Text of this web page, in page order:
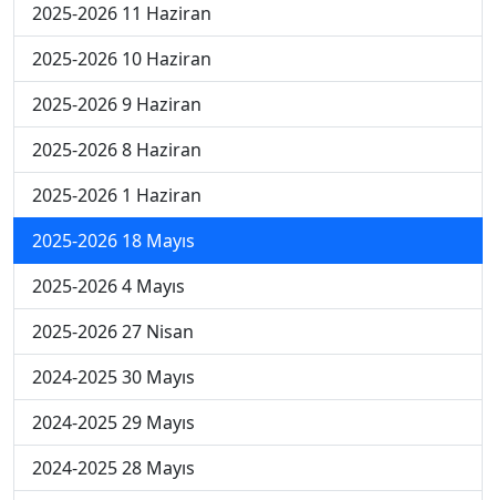
2025-2026 11 Haziran
2025-2026 10 Haziran
2025-2026 9 Haziran
2025-2026 8 Haziran
2025-2026 1 Haziran
2025-2026 18 Mayıs
2025-2026 4 Mayıs
2025-2026 27 Nisan
2024-2025 30 Mayıs
2024-2025 29 Mayıs
2024-2025 28 Mayıs